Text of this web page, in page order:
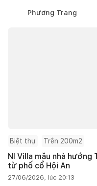
Phương Trang
Biệt thự Trên 200m2
NI Villa mẫu nhà hướng
từ phố cổ Hội An
27/06/2026, lúc 20:13